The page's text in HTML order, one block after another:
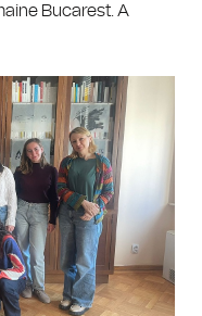
Bucarest. A